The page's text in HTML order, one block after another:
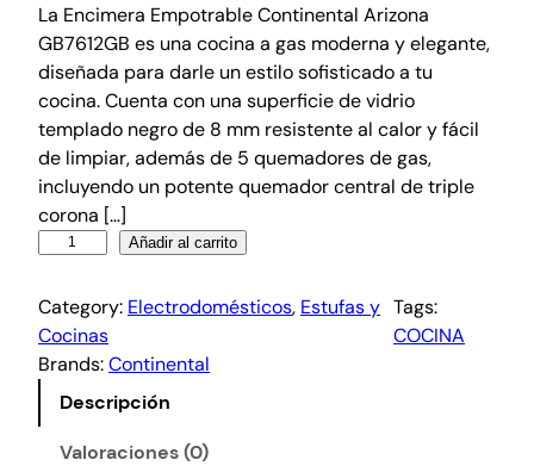
La Encimera Empotrable Continental Arizona
GB7612GB es una cocina a gas moderna y elegante,
diseñada para darle un estilo sofisticado a tu
cocina. Cuenta con una superficie de vidrio
templado negro de 8 mm resistente al calor y fácil
de limpiar, además de 5 quemadores de gas,
incluyendo un potente quemador central de triple
corona […]
Añadir al carrito
Category: Electrodomésticos, Estufas y
Cocinas
Tags:
COCINA
Brands:Continental
Descripción
Valoraciones (0)